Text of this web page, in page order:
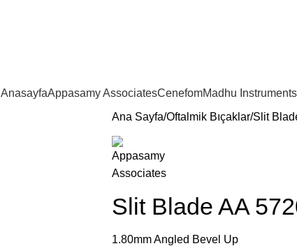
AnasayfaAppasamy AssociatesCenefomMadhu Instruments
Ana Sayfa Oftalmik Bıçaklar Slit
Slit Blade AA
1.80mm Angled Bevel Up